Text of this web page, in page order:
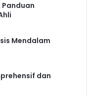
Panduan
Mendalam
dan